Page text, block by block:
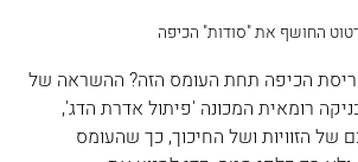
החושף את "סודות" הכיפה
הכיפה תחת העומס הזה? ההשראה של
רומאית המכונה 'פיתול אדרת הדג',
של הזוויות ושל החיכוך, כך שהעומס